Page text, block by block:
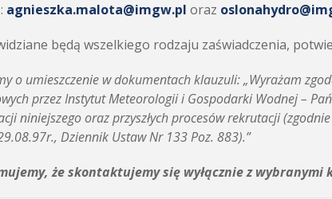
agnieszka.malota@imgw.pl oraz
będą wszelkiego rodzaju zaświadczenia,
o umieszczenie w dokumentach klauzuli: „Wyrażam
przez Instytut Meteorologii i Gospodarki Wodnej –
niniejszego oraz przyszłych procesów rekrutacji
Dziennik Ustaw Nr 133 Poz. 883).”
że skontaktujemy się wyłącznie z wybranymi